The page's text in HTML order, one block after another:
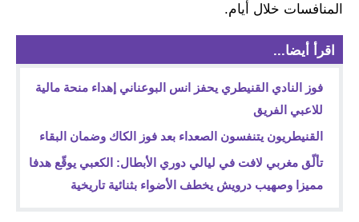
المنافسات خلال أيام.
اقرأ أيضا...
فوز النادي القنيطري يحفز انس البوعناني إهداء منحة مالية
للاعبي الفريق
القنيطريون يتنفسون الصعداء بعد فوز الكاك وضمان البقاء
تألّق مغربي لافت في ليالي دوري الأبطال: الكعبي يوقّع هدفا
مميزا وصهيب درويش يخطف الأضواء بثنائية تاريخية